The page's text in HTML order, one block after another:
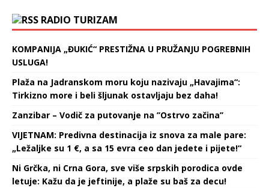
RADIO TURIZAM
KOMPANIJA „ĐUKIĆ“ PRESTIŽNA U PRUŽANJU POGREBNIH
USLUGA!
Plaža na Jadranskom moru koju nazivaju „Havajima“:
Tirkizno more i beli šljunak ostavljaju bez daha!
Zanzibar – Vodič za putovanje na ’’Ostrvo začina’’
VIJETNAM: Predivna destinacija iz snova za male pare:
„Ležaljke su 1 €, a sa 15 evra ceo dan jedete i pijete!“
Ni Grčka, ni Crna Gora, sve više srpskih porodica ovde
letuje: Kažu da je jeftinije, a plaže su baš za decu!